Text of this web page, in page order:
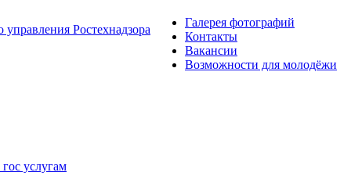
Ростехнадзора
Галерея фотографий
Контакты
Вакансии
Возможности для молодёжи
услугам